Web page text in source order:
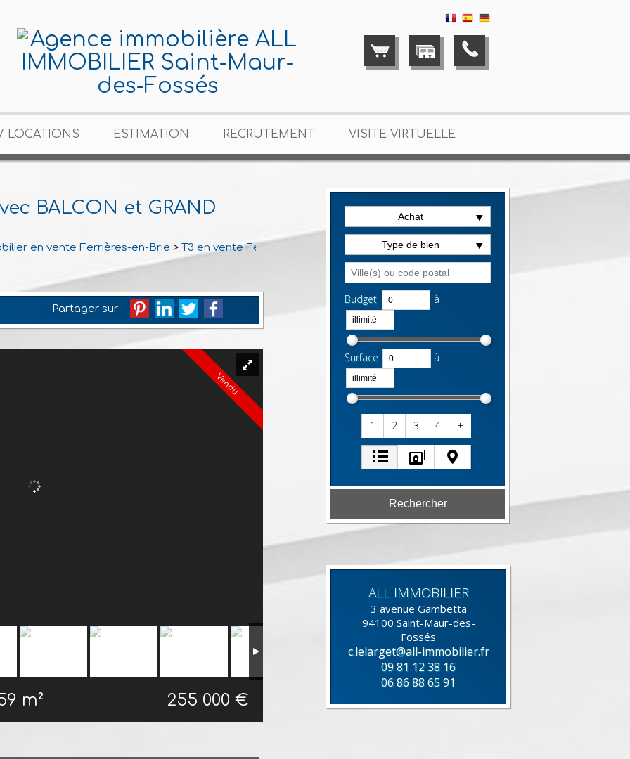
LOCATIONS ESTIMATION RECRUTEMENT VISITE VIRTUELLE
Achat
Type de bien
Budget à
Surface à
1 2 3 4 +
ALL IMMOBILIER
3 avenue Gambetta
94100 Saint-Maur-des-
Fossés
c.lelarget@all-immobilier.fr
09 81 12 38 16
06 86 88 65 91
BALCON et GRAND
en vente Ferrières-en-Brie > T3 en vente Ferrières-en-Brie > T3 VA2234
Partager sur :
Vendu
m² 255 000 €